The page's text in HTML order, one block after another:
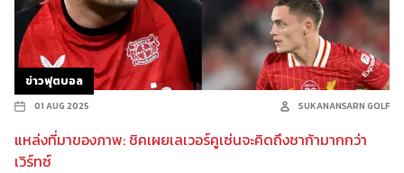
ข่าวฟุตบอล
01 AUG 2025 SUKANANSARN GOLF
แหล่งที่มาของภาพ: ชิคเผยเลเวอร์คูเซ่นจะคิดถึงชาก้ามากกว่า
เวิร์ทซ์